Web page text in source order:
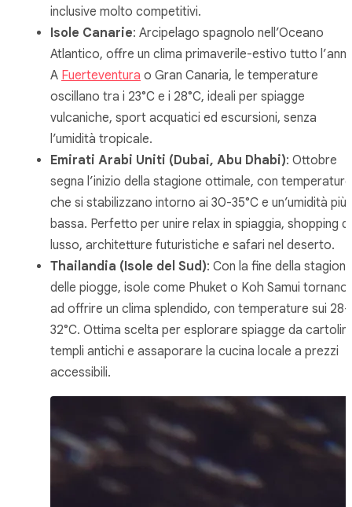
inclusive molto competitivi.
Isole Canarie: Arcipelago spagnolo nell’Oceano
Atlantico, offre un clima primaverile-estivo tutto
A Fuerteventura o Gran Canaria, le temperature
oscillano tra i 23°C e i 28°C, ideali per spiagge
vulcaniche, sport acquatici ed escursioni, senza
l’umidità tropicale.
Emirati Arabi Uniti (Dubai, Abu Dhabi): Ottobre
segna l’inizio della stagione ottimale, con temperature
che si stabilizzano intorno ai 30-35°C e un’umidità più
bassa. Perfetto per unire relax in spiaggia, shopping di
lusso, architetture futuristiche e safari nel deserto.
Thailandia (Isole del Sud): Con la fine della stagione
delle piogge, isole come Phuket o Koh Samui tornano
ad offrire un clima splendido, con temperature sui 28-
32°C. Ottima scelta per esplorare spiagge da
templi antichi e assaporare la cucina locale a prezzi
accessibili.